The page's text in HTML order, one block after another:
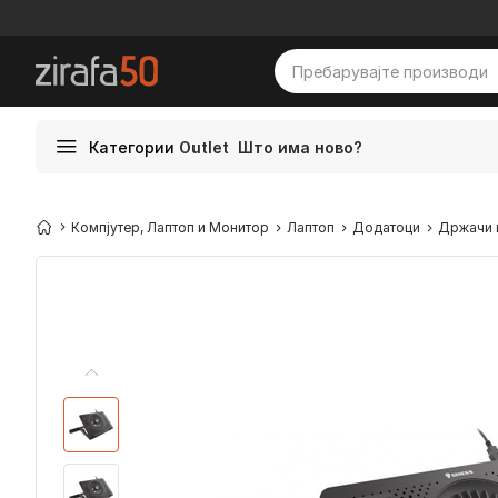
Категории Outlet Што има ново?
Компјутер, Лаптоп и Монитор Лаптоп Додатоци Држачи